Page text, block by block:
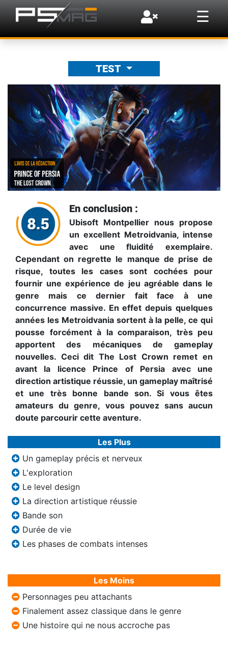
☰
×
TEST
En conclusion :
Ubisoft Montpellier nous propose
un excellent Metroidvania, intense
avec une fluidité exemplaire.
Cependant on regrette le manque de prise de
risque, toutes les cases sont cochées pour
fournir une expérience de jeu agréable dans le
genre mais ce dernier fait face à une
concurrence massive. En effet depuis quelques
années les Metroidvania sortent à la pelle, ce qui
pousse forcément à la comparaison, très peu
apportent des mécaniques de gameplay
nouvelles. Ceci dit The Lost Crown remet en
avant la licence Prince of Persia avec une
direction artistique réussie, un gameplay maîtrisé
et une très bonne bande son. Si vous êtes
amateurs du genre, vous pouvez sans aucun
doute parcourir cette aventure.
Les Plus
Un gameplay précis et nerveux
L'exploration
Le level design
La direction artistique réussie
Bande son
Durée de vie
Les phases de combats intenses
Les Moins
Personnages peu attachants
Finalement assez classique dans le genre
Une histoire qui ne nous accroche pas